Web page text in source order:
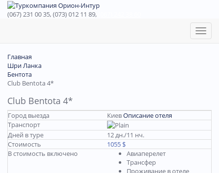
(067) 231 00 35, (073) 012 11 89,
Toggle
Главная
Шри Ланка
Бентота
Club Bentota 4*
Club Bentota 4*
Город выезда КиевОписание отеля
Транспорт
Дней в туре
12 дн./11 нч.
Стоимость
1055 $
В стоимость включено
Авиаперелет
Трансфер
Проживание в отеле